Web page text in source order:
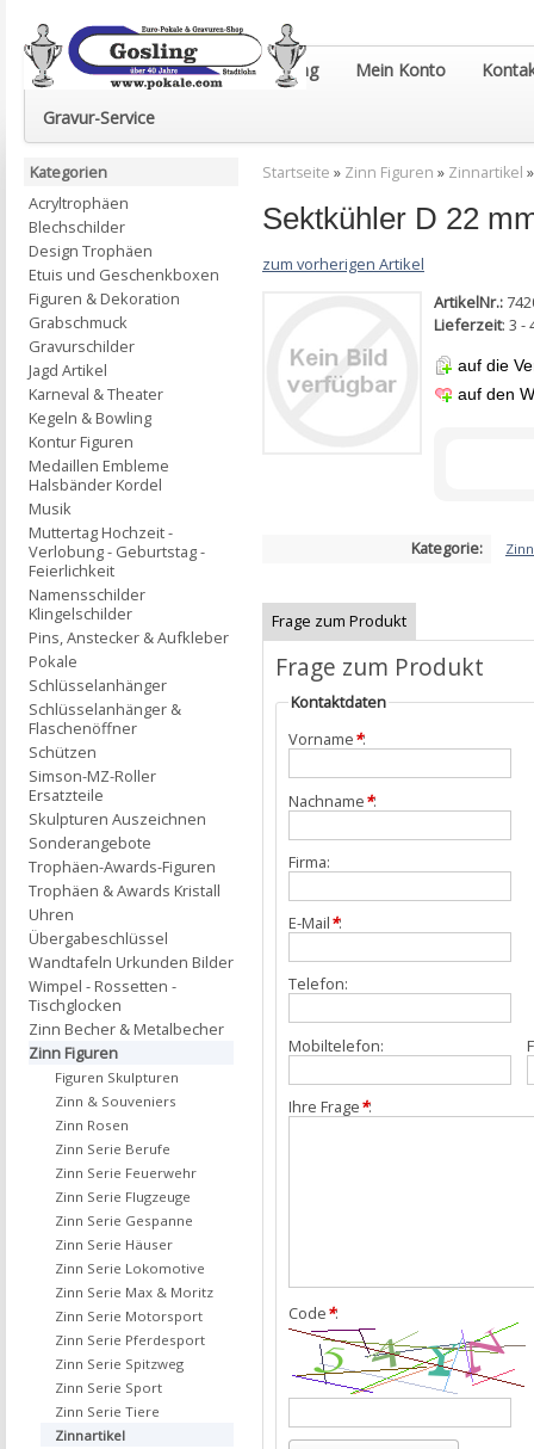
Euro-Pokale & Gravur-Shop Gosling Mein Konto
Gravur-Service
Startseite » Zinn Figuren » Zinnartikel
Sektkühler D 22
zum vorherigen Artikel
ArtikelNr.:
Lieferzeit: 3 -
auf die
auf den
Kategorie:
Frage zum Produkt
Frage zum Produkt
Kontaktdaten
Vorname*:
Nachname*:
Firma:
E-Mail*:
Telefon:
Mobiltelefon:
Ihre Frage*:
Code*:
Kategorien
Acryltrophäen
Blechschilder
Design Trophäen
Etuis und Geschenkboxen
Figuren & Dekoration
Grabschmuck
Gravurschilder
Jagd Artikel
Karneval & Theater
Kegeln & Bowling
Kontur Figuren
Medaillen Embleme
Halsbänder Kordel
Musik
Muttertag Hochzeit -
Verlobung - Geburtstag -
Feierlichkeit
Namensschilder
Klingelschilder
Pins, Anstecker & Aufkleber
Pokale
Schlüsselanhänger
Schlüsselanhänger &
Flaschenöffner
Schützen
Simson-MZ-Roller
Ersatzteile
Skulpturen Auszeichnen
Sonderangebote
Trophäen-Awards-Figuren
Trophäen & Awards Kristall
Uhren
Übergabeschlüssel
Wandtafeln Urkunden Bilder
Wimpel - Rossetten -
Tischglocken
Zinn Becher & Metalbecher
Zinn Figuren
Figuren Skulpturen
Zinn & Souveniers
Zinn Rosen
Zinn Serie Berufe
Zinn Serie Feuerwehr
Zinn Serie Flugzeuge
Zinn Serie Gespanne
Zinn Serie Häuser
Zinn Serie Lokomotive
Zinn Serie Max & Moritz
Zinn Serie Motorsport
Zinn Serie Pferdesport
Zinn Serie Spitzweg
Zinn Serie Sport
Zinn Serie Tiere
Zinnartikel